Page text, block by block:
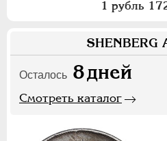
1 рубль
SHENBERG
Осталось 8дней
Смотреть каталог